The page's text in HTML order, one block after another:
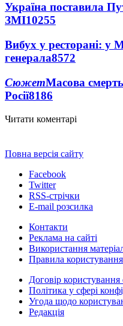
Україна поставила
ЗМІ10255
Вибух у ресторані: у
генерала8572
СюжетМасова
Росії8186
Читати коментарі
Повна версія сайту
Facebook
Twitter
RSS-стрічки
E-mail розсилка
Контакти
Реклама на сайті
Використання
Правила
Договір користування
Політика у сфері
Угода щодо
Редакція